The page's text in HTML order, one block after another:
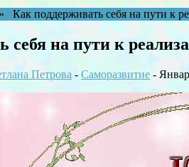
Как поддерживать себя на пути к
себя на пути к
Петрова - Саморазвитие -